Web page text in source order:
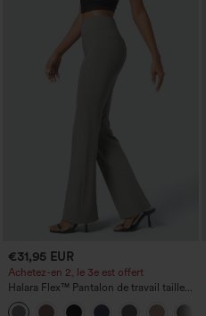
€31,95 EUR
Achetez-en 2, le 3e est offert
Halara Flex™ Pantalon de travail taille
haute avec poche latérale arrière et
légère coupe évasée